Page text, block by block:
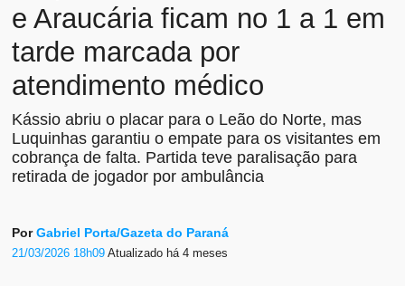
e Araucária ficam no 1 a 1 em
tarde marcada por
atendimento médico
Kássio abriu o placar para o Leão do Norte, mas
Luquinhas garantiu o empate para os visitantes em
cobrança de falta. Partida teve paralisação para
retirada de jogador por ambulância
PorGabriel Porta/Gazeta do Paraná
21/03/2026 18h09Atualizado há 4 meses